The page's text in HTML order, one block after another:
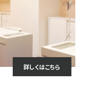
詳しくはこちら